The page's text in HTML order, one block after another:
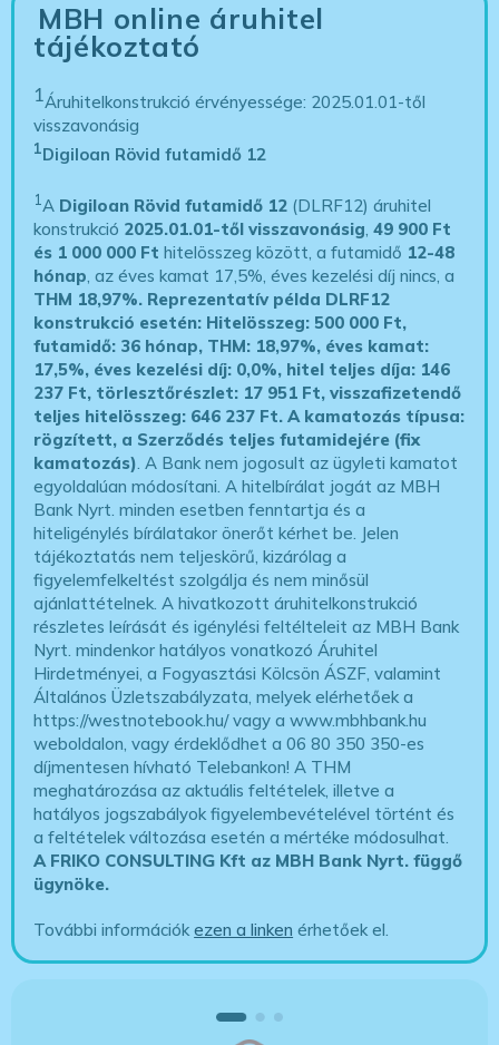
MBH online áruhitel
tájékoztató
1Áruhitelkonstrukció érvényessége: 2025.01.01-től
visszavonásig
1Digiloan Rövid futamidő 12
1A Digiloan Rövid futamidő 12 (DLRF12) áruhitel
konstrukció 2025.01.01-től visszavonásig,49 900 Ft
és 1 000 000 Ft hitelösszeg között, a futamidő 12-48
hónap, az éves kamat 17,5%, éves kezelési díj nincs, a
THM 18,97%. Reprezentatív példa DLRF12
konstrukció esetén: Hitelösszeg: 500 000 Ft,
futamidő: 36 hónap, THM: 18,97%, éves kamat:
17,5%, éves kezelési díj: 0,0%, hitel teljes díja: 146
237 Ft, törlesztőrészlet: 17 951 Ft, visszafizetendő
teljes hitelösszeg: 646 237 Ft.A kamatozás típusa:
rögzített, a Szerződés teljes futamidejére (fix
kamatozás). A Bank nem jogosult az ügyleti kamatot
egyoldalúan módosítani. A hitelbírálat jogát az MBH
Bank Nyrt. minden esetben fenntartja és a
hiteligénylés bírálatakor önerőt kérhet be. Jelen
tájékoztatás nem teljeskörű, kizárólag a
figyelemfelkeltést szolgálja és nem minősül
ajánlattételnek. A hivatkozott áruhitelkonstrukció
részletes leírását és igénylési feltélteleit az MBH Bank
Nyrt. mindenkor hatályos vonatkozó Áruhitel
Hirdetményei, a Fogyasztási Kölcsön ÁSZF, valamint
Általános Üzletszabályzata, melyek elérhetőek a
https://westnotebook.hu/vagy a www.mbhbank.hu
weboldalon, vagy érdeklődhet a 06 80 350 350-es
díjmentesen hívható Telebankon! A THM
meghatározása az aktuális feltételek, illetve a
hatályos jogszabályok figyelembevételével történt és
a feltételek változása esetén a mértéke módosulhat.
A FRIKO CONSULTING Kft az MBH Bank Nyrt. függő
ügynöke.
További információkezen a linken érhetőek el.